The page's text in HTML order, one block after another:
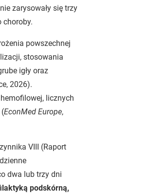
zarysowały się trzy
choroby.
powszechnej
stosowania
igły oraz
2026).
licznych
EconMed Europe,
VIII (Raport
dwa lub trzy dni
podskórną,